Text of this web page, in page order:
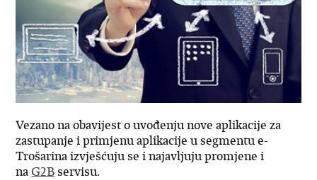
Vezano na obavijest o uvođenju nove aplikacije za
zastupanje i primjenu aplikacije u segmentu e-
Trošarina izvješćuju se i najavljuju promjene i
naG2Bservisu.